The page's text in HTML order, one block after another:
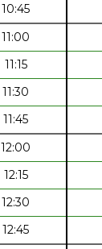
10:45
11:00
11:15
11:30
11:45
12:00
12:15
12:30
12:45